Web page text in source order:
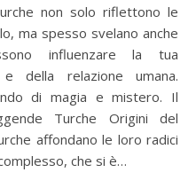
non solo riflettono le
ma spesso svelano anche
influenzare la tua
della relazione umana.
di magia e mistero. Il
Turche Origini del
affondano le loro radici
che si è…